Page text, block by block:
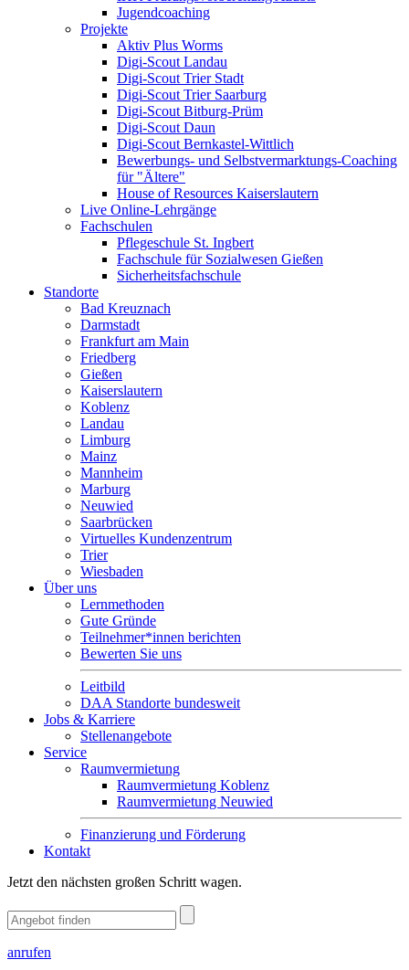
Jugendcoaching
Projekte
Aktiv Plus Worms
Digi-Scout Landau
Digi-Scout Trier Stadt
Digi-Scout Trier Saarburg
Digi-Scout Bitburg-Prüm
Digi-Scout Daun
Digi-Scout Bernkastel-Wittlich
Bewerbungs- und Selbstvermarktungs-Coaching
für "Ältere"
House of Resources Kaiserslautern
Live Online-Lehrgänge
Fachschulen
Pflegeschule St. Ingbert
Fachschule für Sozialwesen Gießen
Sicherheitsfachschule
Standorte
Bad Kreuznach
Darmstadt
Frankfurt am Main
Friedberg
Gießen
Kaiserslautern
Koblenz
Landau
Limburg
Mainz
Mannheim
Marburg
Neuwied
Saarbrücken
Virtuelles Kundenzentrum
Trier
Wiesbaden
Über uns
Lernmethoden
Gute Gründe
Teilnehmer*innen berichten
Bewerten Sie uns
Leitbild
DAA Standorte bundesweit
Jobs & Karriere
Stellenangebote
Service
Raumvermietung
Raumvermietung Koblenz
Raumvermietung Neuwied
Finanzierung und Förderung
Kontakt
Jetzt den nächsten großen Schritt wagen.
anrufen